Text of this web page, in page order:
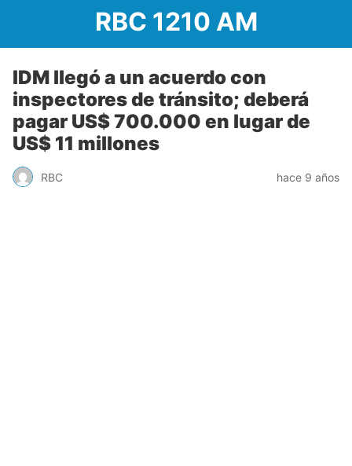
RBC 1210 AM
IDM llegó a un acuerdo con
inspectores de tránsito; deberá
pagar US$ 700.000 en lugar de
US$ 11 millones
RBC hace 9 años